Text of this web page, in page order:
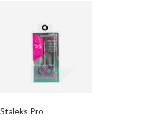
Staleks Pro